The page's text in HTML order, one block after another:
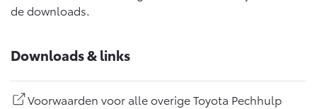
de downloads.
Downloads & links
Voorwaarden voor alle overige Toyota Pechhulp